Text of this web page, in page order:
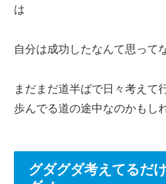
は
自分は成功したなんて思って
まだまだ道半ばで日々考えて
歩んでる道の途中なのかもし
グダグダ考えてるだ